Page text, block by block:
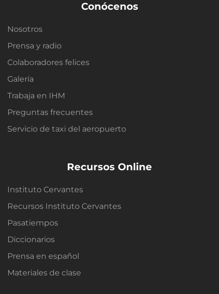
Conócenos
Nosotros
Prensa y radio
Colaboradores felices
Galería
Trabaja en IHM
Preguntas frecuentes
Servicio de taxi del aeropuerto
Recursos Online
Instituto Cervantes
Recursos Instituto Cervantes
Pasatiempos
Diccionarios
Prensa en español
Materiales de clase